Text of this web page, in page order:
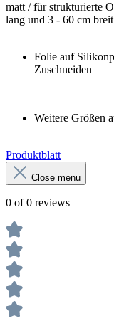
matt / für strukturierte
lang und 3 - 60 cm
Folie auf
Zuschneiden
Weitere Größen
Produktblatt
Close menu
0 of 0 reviews